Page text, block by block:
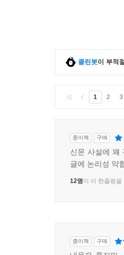
클린봇이 부적
1 2 3
종이책 구매
신문 사설에 꽤
글에 논리성 약
12명이 이 한줄평을
종이책 구매